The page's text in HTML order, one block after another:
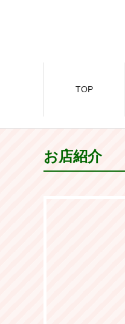
TOP
お店紹介